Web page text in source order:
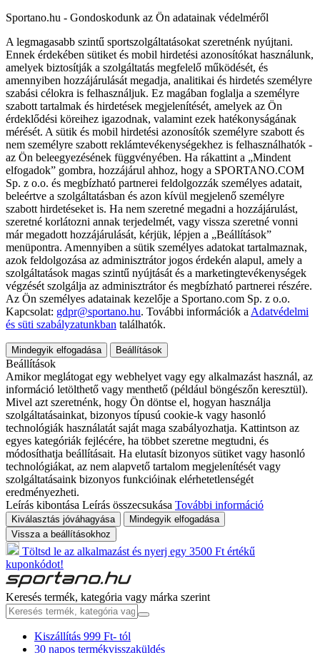
Sportano.hu - Gondoskodunk az Ön adatainak védelméről
A legmagasabb szintű sportszolgáltatásokat szeretnénk nyújtani.
Ennek érdekében sütiket és mobil hirdetési azonosítókat használunk,
amelyek biztosítják a szolgáltatás megfelelő működését, és
amennyiben hozzájárulását megadja, analitikai és hirdetés személyre
szabási célokra is felhasználjuk. Ez magában foglalja a személyre
szabott tartalmak és hirdetések megjelenítését, amelyek az Ön
érdeklődési köreihez igazodnak, valamint ezek hatékonyságának
mérését. A sütik és mobil hirdetési azonosítók személyre szabott és
nem személyre szabott reklámtevékenységekhez is felhasználhatók -
az Ön beleegyezésének függvényében. Ha rákattint a „Mindent
elfogadok” gombra, hozzájárul ahhoz, hogy a SPORTANO.COM
Sp. z o.o. és megbízható partnerei feldolgozzák személyes adatait,
beleértve a szolgáltatásban és azon kívül megjelenő személyre
szabott hirdetéseket is. Ha nem szeretné megadni a hozzájárulást,
szeretné korlátozni annak terjedelmét, vagy vissza szeretné vonni
már megadott hozzájárulását, kérjük, lépjen a „Beállítások”
menüpontra. Amennyiben a sütik személyes adatokat tartalmaznak,
azok feldolgozása az adminisztrátor jogos érdekén alapul, amely a
szolgáltatások magas szintű nyújtását és a marketingtevékenységek
végzését szolgálja az adminisztrátor és megbízható partnerei részére.
Az Ön személyes adatainak kezelője a Sportano.com Sp. z o.o.
Kapcsolat: gdpr@sportano.hu. További információk a Adatvédelmi
és süti szabályzatunkban találhatók.
Mindegyik elfogadása Beállítások
Beállítások
Amikor meglátogat egy webhelyet vagy egy alkalmazást használ, az
információ letölthető vagy menthető (például böngészőn keresztül).
Mivel azt szeretnénk, hogy Ön döntse el, hogyan használja
szolgáltatásainkat, bizonyos típusú cookie-k vagy hasonló
technológiák használatát saját maga szabályozhatja. Kattintson az
egyes kategóriák fejlécére, ha többet szeretne megtudni, és
módosíthatja beállításait. Ha elutasít bizonyos sütiket vagy hasonló
technológiákat, az nem alapvető tartalom megjelenítését vagy
szolgáltatásaink bizonyos funkcióinak elérhetetlenségét
eredményezheti.
Leírás kibontása Leírás összecsukása További információ
Kiválasztás jóváhagyása
Mindegyik elfogadása
Vissza a beállításokhoz
Töltsd le az alkalmazást és nyerj egy 3500 Ft értékű
kuponkódot!
Keresés termék, kategória vagy márka szerint
Kiszállítás 999 Ft- tól
30 napos termékvisszaküldés